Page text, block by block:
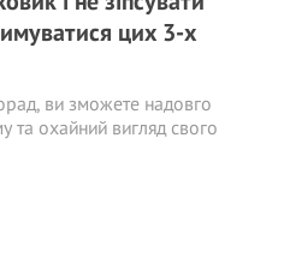
цих 3-х
ви зможете надовго
та охайний вигляд свого